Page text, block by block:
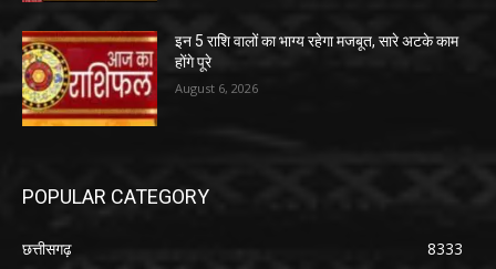
इन 5 राशि वालों का भाग्य रहेगा मजबूत, सारे अटके काम
होंगे पूरे
August 6, 2026
POPULAR CATEGORY
छत्तीसगढ़
8333